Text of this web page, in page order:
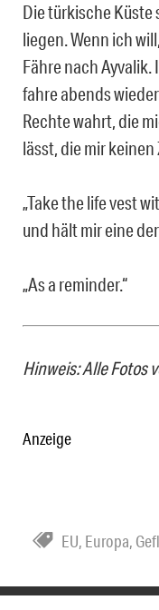
Die türkische Küste
liegen. Wenn ich
Fähre nach Ayvalik.
fahre abends
Rechte wahrt, die
lässt, die mir
„Take the life vest
und hält mir eine
„As a reminder.“
Hinweis: Alle Fotos
Anzeige
EU, Europa,